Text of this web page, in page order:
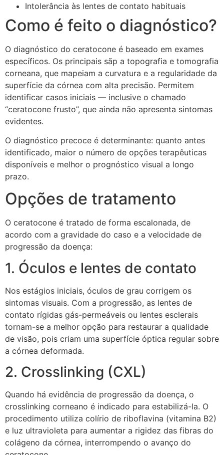
Intolerância às lentes de contato habituais
Como é feito o diagnóstico?
O diagnóstico do ceratocone é baseado em exames
específicos. Os principais sãp a topografia e tomografia
corneana, que mapeiam a curvatura e a regularidade da
superfície da córnea com alta precisão. Permitem
identificar casos iniciais — inclusive o chamado
“ceratocone frusto”, que ainda não apresenta sintomas
evidentes.
O diagnóstico precoce é determinante: quanto antes
identificado, maior o número de opções terapêuticas
disponíveis e melhor o prognóstico visual a longo
prazo.
Opções de tratamento
O ceratocone é tratado de forma escalonada, de
acordo com a gravidade do caso e a velocidade de
progressão da doença:
1. Óculos e lentes de contato
Nos estágios iniciais, óculos de grau corrigem os
sintomas visuais. Com a progressão, as lentes de
contato rígidas gás-permeáveis ou lentes esclerais
tornam-se a melhor opção para restaurar a qualidade
de visão, pois criam uma superfície óptica regular sobre
a córnea deformada.
2. Crosslinking (CXL)
Quando há evidência de progressão da doença, o
crosslinking corneano é indicado para estabilizá-la. O
procedimento utiliza colírio de riboflavina (vitamina B2)
e luz ultravioleta para aumentar a rigidez das fibras do
colágeno da córnea, interrompendo o avanço do